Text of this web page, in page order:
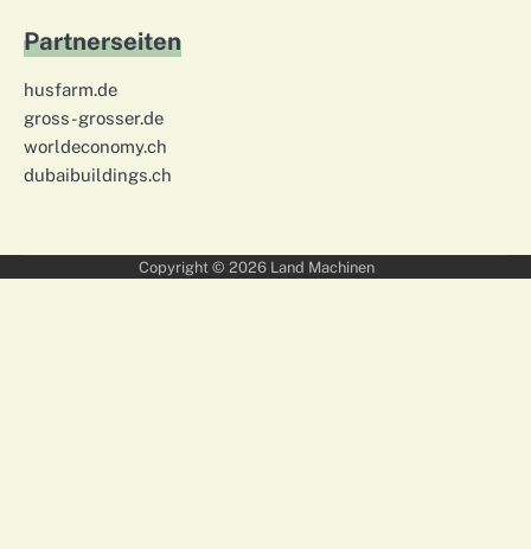
Partnerseiten
husfarm.de
gross-grosser.de
worldeconomy.ch
dubaibuildings.ch
Copyright © 2026 Land Machinen